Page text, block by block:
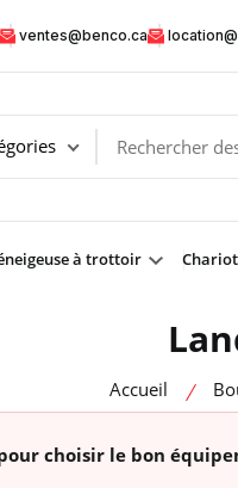
ventes@benco.ca
à trottoir
Accueil
choisir le bon